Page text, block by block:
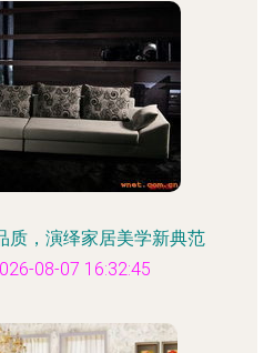
质，演绎家居美学新典范
08-07 16:32:45